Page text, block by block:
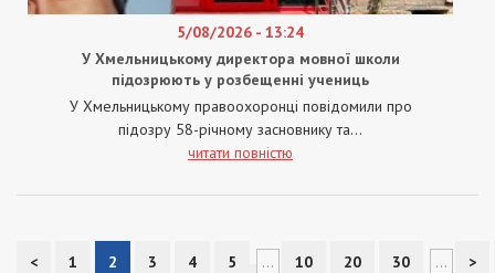
5/08/2026 - 13:24
У Хмельницькому директора мовної школи
підозрюють у розбещенні учениць
У Хмельницькому правоохоронці повідомили про
підозру 58-річному засновнику та...
читати повністю
< 1 2 3 4 5 ... 10 20 30 ...
>